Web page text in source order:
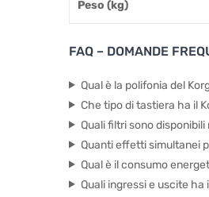
Peso (kg)
FAQ – DOMANDE
Qual è la polifonia del
Che tipo di tastiera ha il
Quali filtri sono
Quanti effetti simultanei
Qual è il consumo
Quali ingressi e uscite ha